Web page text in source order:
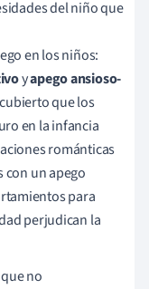
del niño que
en los niños:
yapego ansioso-
que los
en la infancia
románticas
con un apego
para
perjudican la
no